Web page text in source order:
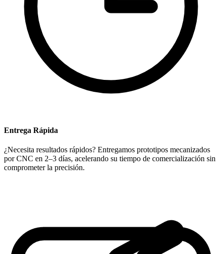
Entrega Rápida
¿Necesita resultados rápidos? Entregamos prototipos mecanizados
por CNC en 2–3 días, acelerando su tiempo de comercialización sin
comprometer la precisión.